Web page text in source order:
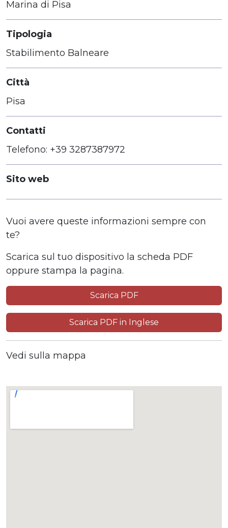
Marina di Pisa
Tipologia
Stabilimento Balneare
Città
Pisa
Contatti
Telefono: +39 3287387972
Sito web
Vuoi avere queste informazioni sempre con
te?
Scarica sul tuo dispositivo la scheda PDF
oppure stampa la pagina.
Scarica PDF
Scarica PDF in Inglese
Vedi sulla mappa